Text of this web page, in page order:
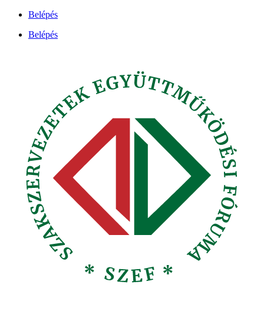
Ugrás
tartalomhoz
Belépés
Belépés